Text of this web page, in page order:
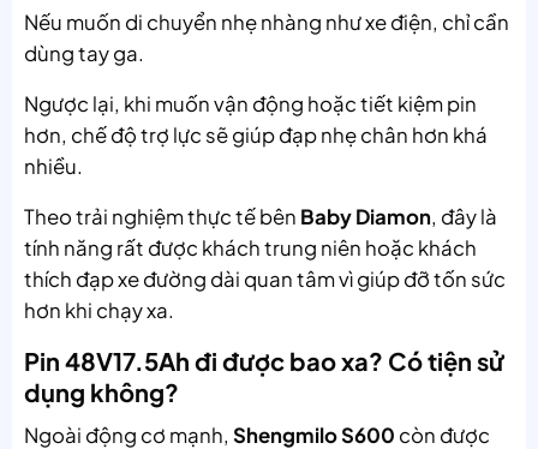
Nếu muốn di chuyển nhẹ nhàng như xe điện, chỉ cần
dùng tay ga.
Ngược lại, khi muốn vận động hoặc tiết kiệm pin
hơn, chế độ trợ lực sẽ giúp đạp nhẹ chân hơn khá
nhiều.
Theo trải nghiệm thực tế bên Baby Diamon, đây là
tính năng rất được khách trung niên hoặc khách
thích đạp xe đường dài quan tâm vì giúp đỡ tốn sức
hơn khi chạy xa.
Pin 48V17.5Ah đi được bao xa? Có tiện sử
dụng không?
Ngoài động cơ mạnh, Shengmilo S600 còn được